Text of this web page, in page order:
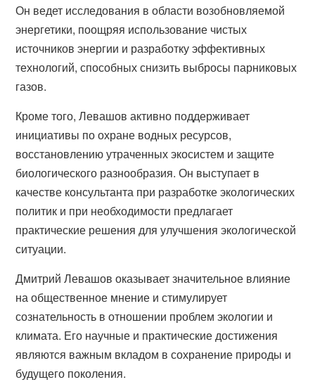
Он ведет исследования в области возобновляемой
энергетики, поощряя использование чистых
источников энергии и разработку эффективных
технологий, способных снизить выбросы парниковых
газов.
Кроме того, Левашов активно поддерживает
инициативы по охране водных ресурсов,
восстановлению утраченных экосистем и защите
биологического разнообразия. Он выступает в
качестве консультанта при разработке экологических
политик и при необходимости предлагает
практические решения для улучшения экологической
ситуации.
Дмитрий Левашов оказывает значительное влияние
на общественное мнение и стимулирует
сознательность в отношении проблем экологии и
климата. Его научные и практические достижения
являются важным вкладом в сохранение природы и
будущего поколения.